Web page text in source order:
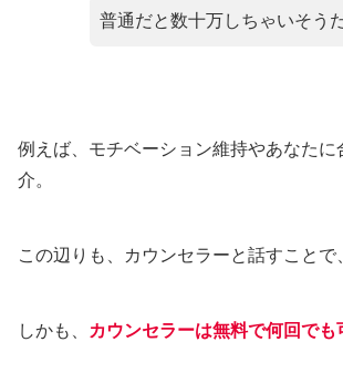
普通だと数十万しちゃいそう
例えば、モチベーション維持やあなたに
介。
この辺りも、カウンセラーと話すことで
しかも、 カウンセラーは無料で何回でも